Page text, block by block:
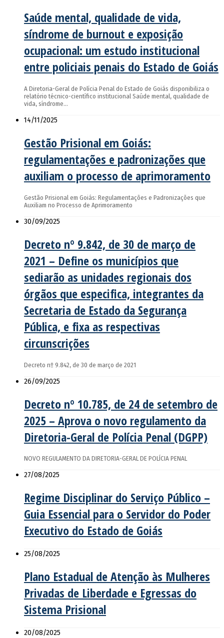
Saúde mental, qualidade de vida,
síndrome de burnout e exposição
ocupacional: um estudo institucional
entre policiais penais do Estado de Goiás
A Diretoria-Geral de Polícia Penal do Estado de Goiás disponibiliza o
relatório técnico-científico institucional Saúde mental, qualidade de
vida, síndrome…
14/11/2025
Gestão Prisional em Goiás:
regulamentações e padronizações que
auxiliam o processo de aprimoramento
Gestão Prisional em Goiás: Regulamentações e Padronizações que
Auxiliam no Processo de Aprimoramento
30/09/2025
Decreto nº 9.842, de 30 de março de
2021 – Define os municípios que
sediarão as unidades regionais dos
órgãos que especifica, integrantes da
Secretaria de Estado da Segurança
Pública, e fixa as respectivas
circunscrições
Decreto nº 9.842, de 30 de março de 2021
26/09/2025
Decreto nº 10.785, de 24 de setembro de
2025 – Aprova o novo regulamento da
Diretoria-Geral de Polícia Penal (DGPP)
NOVO REGULAMENTO DA DIRETORIA-GERAL DE POLÍCIA PENAL
27/08/2025
Regime Disciplinar do Serviço Público –
Guia Essencial para o Servidor do Poder
Executivo do Estado de Goiás
25/08/2025
Plano Estadual de Atenção às Mulheres
Privadas de Liberdade e Egressas do
Sistema Prisional
20/08/2025